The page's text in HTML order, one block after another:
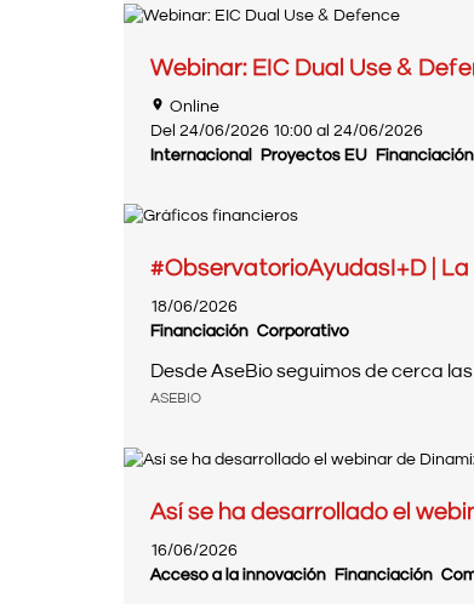
Webinar: EIC Dual Use &
Online
Del 24/06/2026 10:00 al 24/06/2026
Internacional
Proyectos EU Financiación
#ObservatorioAyudasI+D |
18/06/2026
Financiación Corporativo
Desde AseBio seguimos de cerca
ASEBIO
Así se ha desarrollado el
16/06/2026
Acceso a la innovación
Financiación